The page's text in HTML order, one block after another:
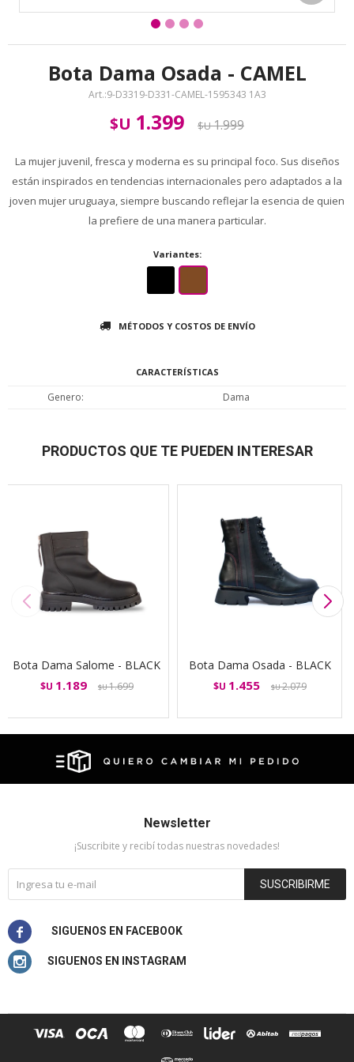
Bota Dama Osada - CAMEL
9-D3319-D331-CAMEL-1595343 1A3
$U 1.399 $U1.999
La mujer juvenil, fresca y moderna es su principal foco. Sus diseños
están inspirados en tendencias internacionales pero adaptados a la
joven mujer uruguaya, siempre buscando reflejar la esencia de quien
la prefiere de una manera particular.
Variantes:
MÉTODOS Y COSTOS DE ENVÍO
CARACTERÍSTICAS
Genero Dama
PRODUCTOS QUE TE PUEDEN INTERESAR
Bota Dama Salome - BLACK
$U 1.189 $U1.699
Bota Dama Osada - BLACK
$U 1.455 $U2.079
Newsletter
¡Suscribite y recibí todas nuestras novedades!
SUSCRIBIRME

